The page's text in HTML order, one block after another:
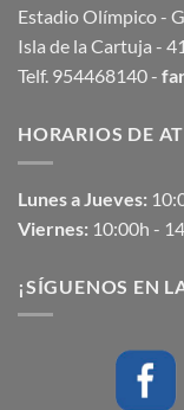
Estadio Olímpico -
Isla de la Cartuja -
Telf. 954468140 -
HORARIOS DE
Lunes a Jueves:
Viernes: 10:00h -
¡SÍGUENOS EN